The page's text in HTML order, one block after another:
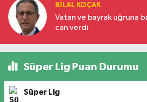
BILAL KOÇAK
Vatan ve bayrak uğruna
can verdi
Süper Lig Puan Durumu
Süper Lig